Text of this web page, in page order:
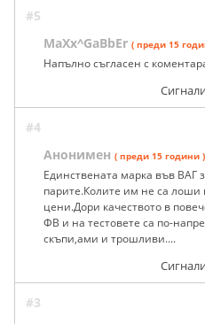
#5
MaXx^GaBbEr ( преди 15
Напълно съгласен с
#4
Анонимен ( преди 15 години )
Единствената марка във ВАГ
парите.Колите им не са
цени.Дори качеството в
ФВ и на тестовете са по-
скъпи,ами и трошливи....
#3